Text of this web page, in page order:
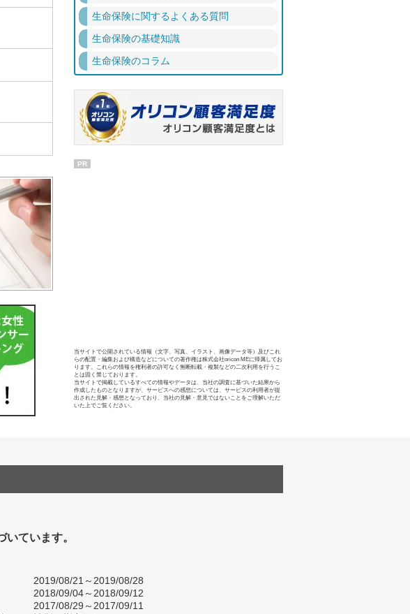
生命保険に関するよくある質問
生命保険の基礎知識
生命保険のコラム
PR
当サイトで公開されている情報（文字、写真、イラスト、画像データ等）及びこれ
らの配置・編集および構造などについての著作権は株式会社oricon MEに帰属してお
ります。これらの情報を権利者の許可なく無断転載・複製などの二次利用を行うこ
とは固く禁じております。
当サイトで掲載しているすべての情報やデータは、当社の調査に基づいた結果から
作成したものとなりますが、サービスへの感想については、サービスの利用者が提
出された見解・感想となっており、当社の見解・意見ではないことをご理解いただ
いた上でご覧ください。
ています。
2019/08/21～2019/08/28
2018/09/04～2018/09/12
2017/08/29～2017/09/11